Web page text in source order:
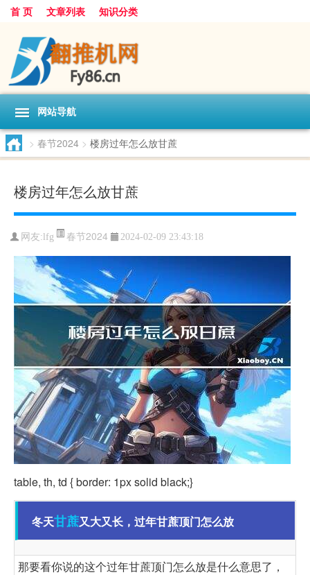
首 页 文章列表 知识分类
网站导航
> 春节2024 > 楼房过年怎么放甘蔗
楼房过年怎么放甘蔗
网友:lfg 春节2024 2024-02-09 23:43:18
table, th, td { border: 1px solid black;}
冬天甘蔗又大又长，过年甘蔗顶门怎么放
那要看你说的这个过年甘蔗顶门怎么放是什么意思了，